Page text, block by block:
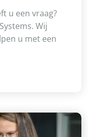
u een vraag?
Wij
u met een